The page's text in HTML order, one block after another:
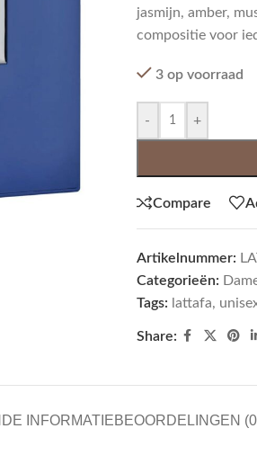
jasmijn, amber,
compositie voor
3 op voorraad
- +
Compare
Artikelnummer:
Categorieën:
Tags: lattafa,
Share:
INFORMATIEBEOORDELINGEN